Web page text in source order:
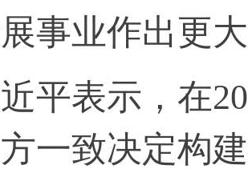
事业作出更
表示，在
一致决定构